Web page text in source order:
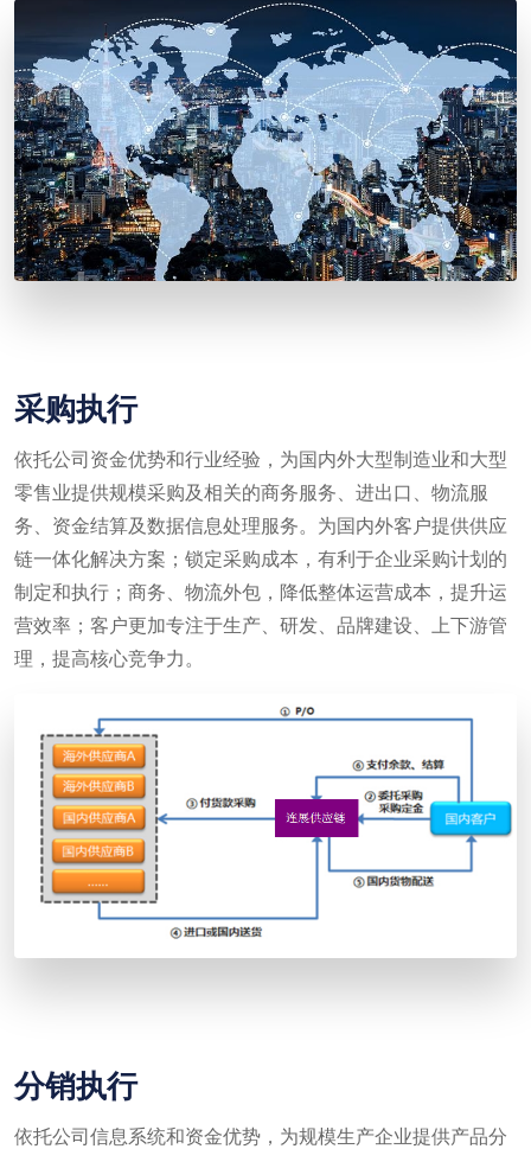
采购执行
依托公司资金优势和行业经验，为国内外大型制造业和大型
零售业提供规模采购及相关的商务服务、进出口、物流服
务、资金结算及数据信息处理服务。为国内外客户提供供应
链一体化解决方案；锁定采购成本，有利于企业采购计划的
制定和执行；商务、物流外包，降低整体运营成本，提升运
营效率；客户更加专注于生产、研发、品牌建设、上下游管
理，提高核心竞争力。
分销执行
依托公司信息系统和资金优势，为规模生产企业提供产品分